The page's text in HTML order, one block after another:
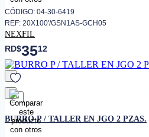
CÓDIGO: 04-30-6419
REF: 20X100'/GSN1AS-GCH05
NEXFIL
RD$3512
favorito
BURRO P / TALLER EN JGO 2 PZAS.